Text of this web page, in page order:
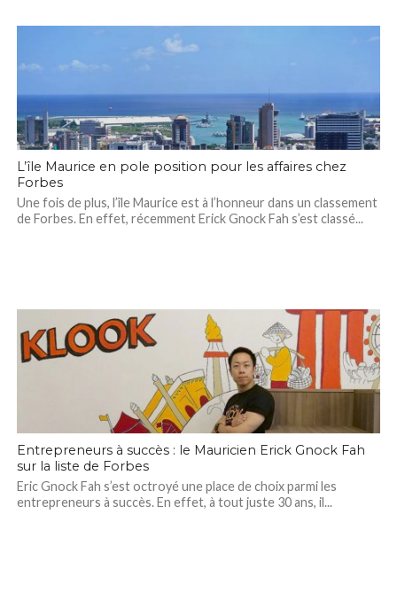
L’île Maurice en pole position pour les affaires chez
Forbes
Une fois de plus, l’île Maurice est à l’honneur dans un classement
de Forbes. En effet, récemment Erick Gnock Fah s’est classé...
Entrepreneurs à succès : le Mauricien Erick Gnock Fah
sur la liste de Forbes
Eric Gnock Fah s’est octroyé une place de choix parmi les
entrepreneurs à succès. En effet, à tout juste 30 ans, il...